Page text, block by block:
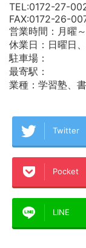
TEL:0172-27-
FAX:0172-26-
営業時間：月曜
休業日：日曜日
駐車場：
最寄駅：
業種：学習塾、
Twitter
Pocket
LINE